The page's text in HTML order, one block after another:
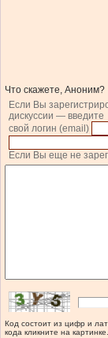
Что скажете, Аноним?
Если Вы
дискуссии — введите
свой логин (email)
Если Вы еще не
Код состоит из цифр и
кода кликните на картинке.